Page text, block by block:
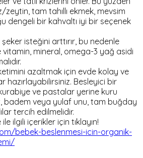
tam tahıllı ekmek, mevsim
dengeli bir kahvaltı iyi bir seçenek
isteğini arttırır, bu nedenle
mineral, omega-3 yağ asidi
azaltmak için evde kolay ve
hazırlayabilirsiniz. Besleyici bir
ve pastalar yerine kuru
badem veya yulaf unu, tam buğday
tercih edilmelidir.
ilgili içerikler için tıklayın!
bebek-beslenmesi-icin-organik-